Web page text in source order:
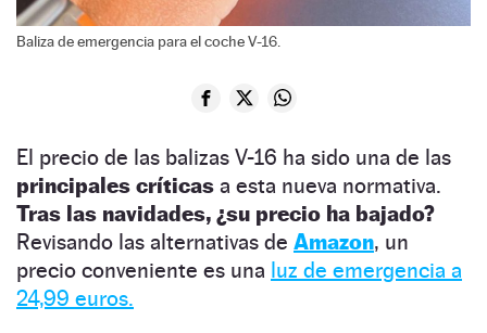
Baliza de emergencia para el coche V-16.
El precio de las balizas V-16 ha sido una de las
principales críticas a esta nueva normativa.
Tras las navidades, ¿su precio ha bajado?
Revisando las alternativas de Amazon, un
precio conveniente es una luz de emergencia a
24,99 euros.